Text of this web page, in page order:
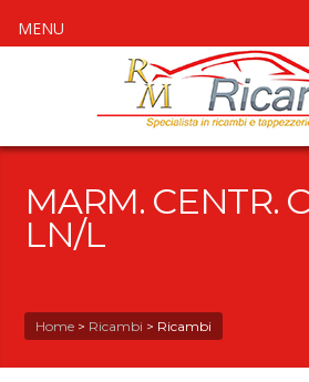
MARM. CENTR.
LN/L
Home > Ricambi > Ricambi
MENU